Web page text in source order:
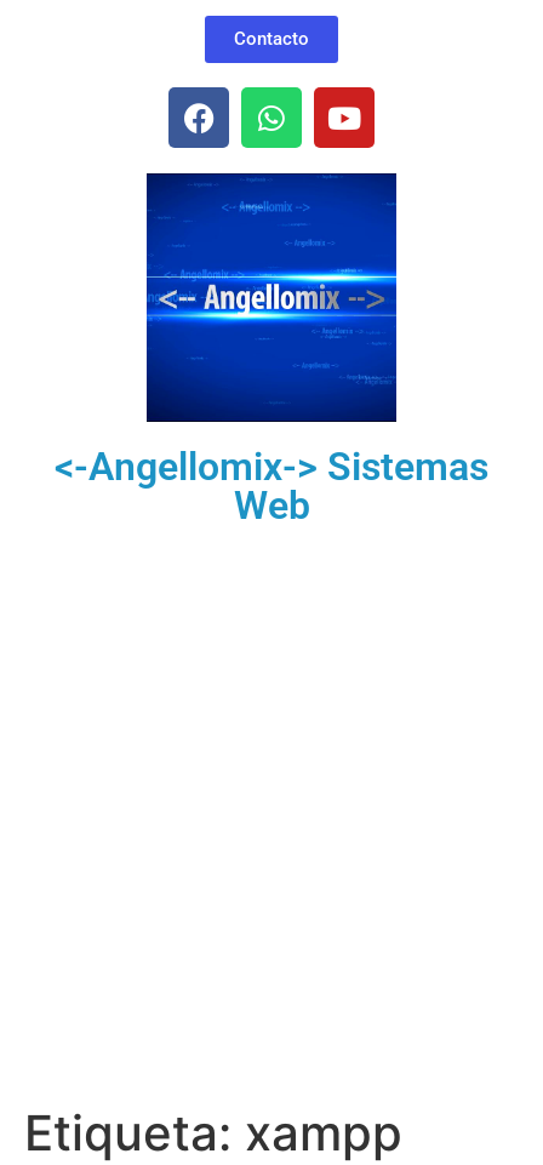
Contacto
<-Angellomix-> Sistemas
Web
Etiqueta: xampp